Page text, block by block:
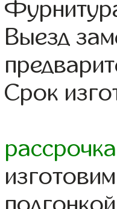
Выезд
Срок